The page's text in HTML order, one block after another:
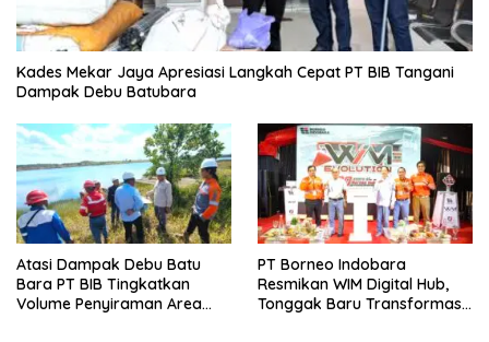
Kades Mekar Jaya Apresiasi Langkah Cepat PT BIB Tangani
Dampak Debu Batubara
Atasi Dampak Debu Batu
Bara PT BIB Tingkatkan
Volume Penyiraman Area
PT Borneo Indobara
Resmikan WIM Digital Hub,
Tonggak Baru Transformasi